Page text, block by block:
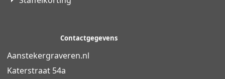
Contactgegevens
Aanstekergraveren.nl
Katerstraat 54a